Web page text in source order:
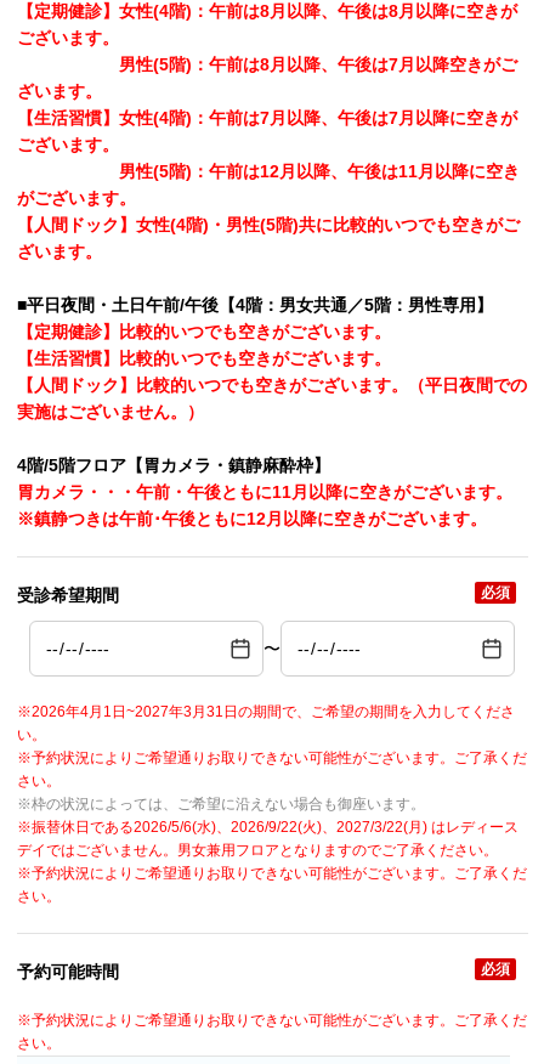
【定期健診】女性(4階)：午前は8月以降、午後は8月以降に空きが
ございます。
男性(5階)：午前は8月以降、午後は7月以降空きがご
ざいます。
【生活習慣】女性(4階)：午前は7月以降、午後は7月以降に空きが
ございます。
男性(5階)：午前は12月以降、午後は11月以降に空き
がございます。
【人間ドック】女性(4階)・男性(5階)共に比較的いつでも空きがご
ざいます。
■平日夜間・土日午前/午後【4階：男女共通／5階：男性専用】
【定期健診】比較的いつでも空きがございます。
【生活習慣】比較的いつでも空きがございます。
【人間ドック】比較的いつでも空きがございます。（平日夜間での
実施はございません。）
4階/5階フロア【胃カメラ・鎮静麻酔枠】
胃カメラ・・・午前・午後ともに11月以降に空きがございます。
※鎮静つきは午前･午後ともに12月以降に空きがございます。
受診希望期間 必須
〜
※2026年4月1日~2027年3月31日の期間で、ご希望の期間を入力してくださ
い。
※予約状況によりご希望通りお取りできない可能性がございます。ご了承くだ
さい。
※枠の状況によっては、ご希望に沿えない場合も御座います。
※振替休日である2026/5/6(水)、2026/9/22(火)、2027/3/22(月) はレディース
デイではございません。男女兼用フロアとなりますのでご了承ください。
※予約状況によりご希望通りお取りできない可能性がございます。ご了承くだ
さい。
予約可能時間 必須
※予約状況によりご希望通りお取りできない可能性がございます。ご了承くだ
さい。